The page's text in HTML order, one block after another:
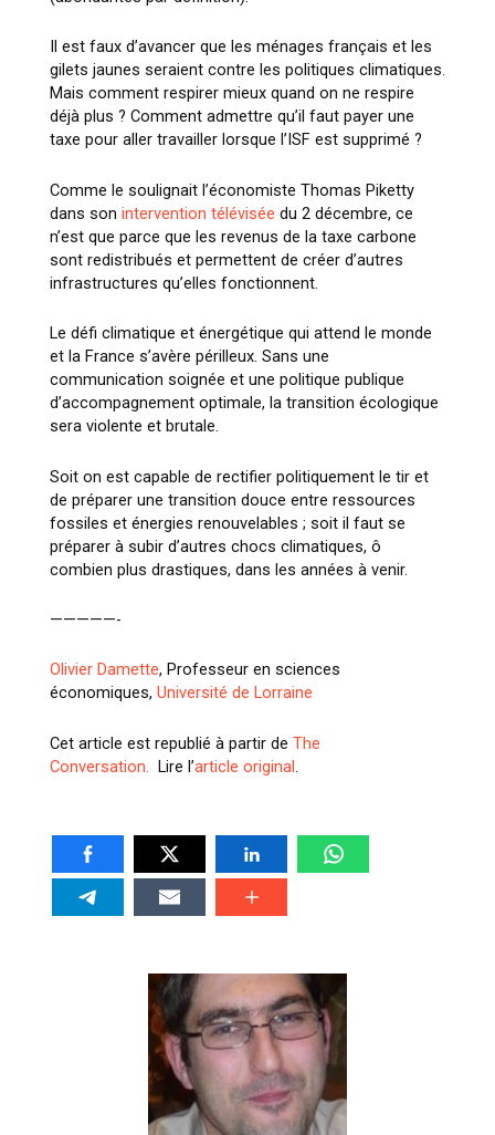
Il est faux d’avancer que les ménages français et les
gilets jaunes seraient contre les politiques climatiques.
Mais comment respirer mieux quand on ne respire
déjà plus ? Comment admettre qu’il faut payer une
taxe pour aller travailler lorsque l’ISF est supprimé ?
Comme le soulignait l’économiste Thomas Piketty
dans son intervention télévisée du 2 décembre, ce
n’est que parce que les revenus de la taxe carbone
sont redistribués et permettent de créer d’autres
infrastructures qu’elles fonctionnent.
Le défi climatique et énergétique qui attend le monde
et la France s’avère périlleux. Sans une
communication soignée et une politique publique
d’accompagnement optimale, la transition écologique
sera violente et brutale.
Soit on est capable de rectifier politiquement le tir et
de préparer une transition douce entre ressources
fossiles et énergies renouvelables ; soit il faut se
préparer à subir d’autres chocs climatiques, ô
combien plus drastiques, dans les années à venir.
—————-
Olivier Damette, Professeur en sciences
économiques, Université de Lorraine
Cet article est republié à partir de The
Conversation. Lire l’article original.